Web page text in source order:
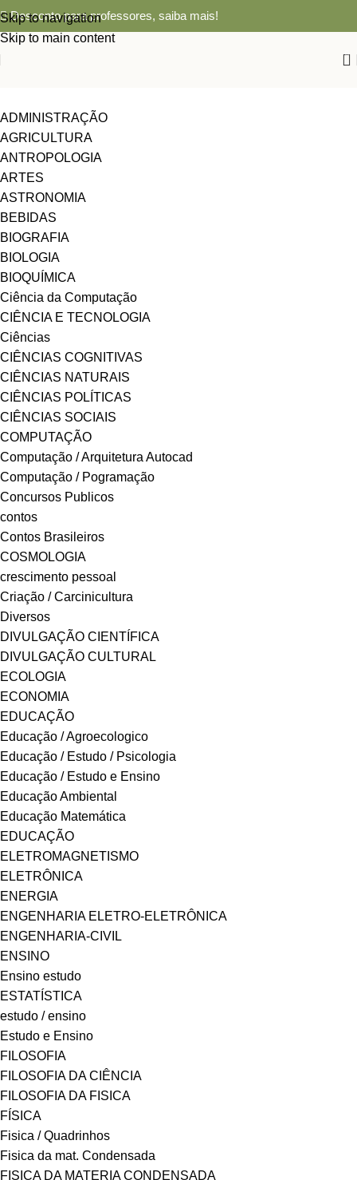
Skip to navigation
Skip to main content
Desconto para professores, saiba mais!
0
ADMINISTRAÇÃO
AGRICULTURA
ANTROPOLOGIA
ARTES
ASTRONOMIA
BEBIDAS
BIOGRAFIA
BIOLOGIA
BIOQUÍMICA
Ciência da Computação
CIÊNCIA E TECNOLOGIA
Ciências
CIÊNCIAS COGNITIVAS
CIÊNCIAS NATURAIS
CIÊNCIAS POLÍTICAS
CIÊNCIAS SOCIAIS
COMPUTAÇÃO
Computação / Arquitetura Autocad
Computação / Pogramação
Concursos Publicos
contos
Contos Brasileiros
COSMOLOGIA
crescimento pessoal
Criação / Carcinicultura
Diversos
DIVULGAÇÃO CIENTÍFICA
DIVULGAÇÃO CULTURAL
ECOLOGIA
ECONOMIA
EDUCAÇÃO
Educação / Agroecologico
Educação / Estudo / Psicologia
Educação / Estudo e Ensino
Educação Ambiental
Educação Matemática
EDUCAÇÃO
ELETROMAGNETISMO
ELETRÔNICA
ENERGIA
ENGENHARIA ELETRO-ELETRÔNICA
ENGENHARIA-CIVIL
ENSINO
Ensino estudo
ESTATÍSTICA
estudo / ensino
Estudo e Ensino
FILOSOFIA
FILOSOFIA DA CIÊNCIA
FILOSOFIA DA FISICA
FÍSICA
Fisica / Quadrinhos
Fisica da mat. Condensada
FISICA DA MATERIA CONDENSADA